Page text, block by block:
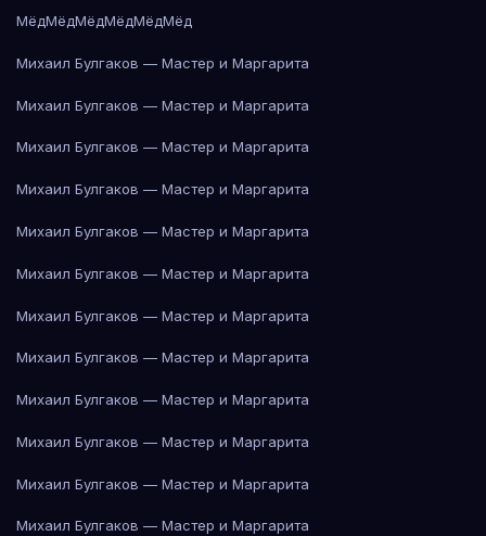
МёдМёдМёдМёдМёдМёд
Михаил Булгаков — Мастер и Маргарита
Михаил Булгаков — Мастер и Маргарита
Михаил Булгаков — Мастер и Маргарита
Михаил Булгаков — Мастер и Маргарита
Михаил Булгаков — Мастер и Маргарита
Михаил Булгаков — Мастер и Маргарита
Михаил Булгаков — Мастер и Маргарита
Михаил Булгаков — Мастер и Маргарита
Михаил Булгаков — Мастер и Маргарита
Михаил Булгаков — Мастер и Маргарита
Михаил Булгаков — Мастер и Маргарита
Михаил Булгаков — Мастер и Маргарита